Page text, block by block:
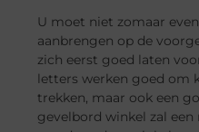
U moet niet zomaar
aanbrengen op de
zich eerst goed laten
letters werken goed om
trekken, maar ook een
gevelbord winkel zal